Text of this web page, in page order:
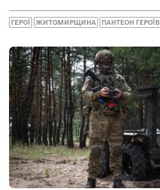
ГЕРОЇ ЖИТОМИРЩИНА ПАНТЕОН ГЕРОЇВ